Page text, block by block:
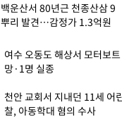
백운산서 80년근 천종산삼 9
뿌리 발견…감정가 1.3억원
여수 오동도 해상서 모터보
망·1명 실종
천안 교회서 지내던 11세 어
찰, 아동학대 혐의 수사